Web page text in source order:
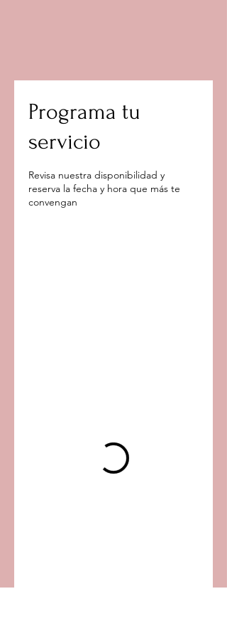
Programa tu
servicio
Revisa nuestra disponibilidad y
reserva la fecha y hora que más te
convengan